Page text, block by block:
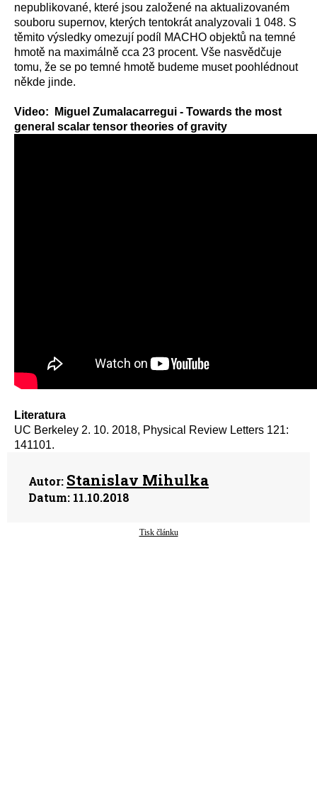
nepublikované, které jsou založené na aktualizovaném
souboru supernov, kterých tentokrát analyzovali 1 048. S
těmito výsledky omezují podíl MACHO objektů na temné
hmotě na maximálně cca 23 procent. Vše nasvědčuje
tomu, že se po temné hmotě budeme muset poohlédnout
někde jinde.
Video: Miguel Zumalacarregui - Towards the most
general scalar tensor theories of gravity
Literatura
UC Berkeley 2. 10. 2018, Physical Review Letters 121:
141101.
Autor: Stanislav Mihulka
Datum: 11.10.2018
Tisk článku